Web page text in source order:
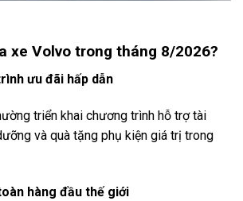
xe Volvo trong tháng 8/2026?
ưu đãi hấp dẫn
triển khai chương trình hỗ trợ tài
và quà tặng phụ kiện giá trị trong
hàng đầu thế giới